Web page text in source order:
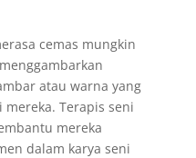
cemas mungkin
atau warna yang
Terapis seni
mereka
dalam karya seni